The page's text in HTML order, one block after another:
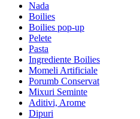
Nada
Boilies
Boilies pop-up
Pelete
Pasta
Ingrediente Boilies
Momeli Artificiale
Porumb Conservat
Mixuri Seminte
Aditivi, Arome
Dipuri